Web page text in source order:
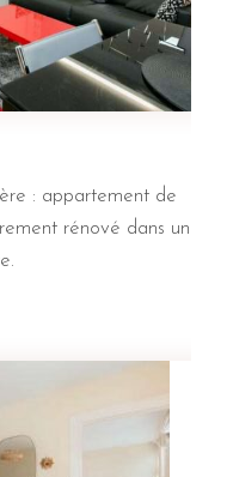
: appartement de
rénové dans un